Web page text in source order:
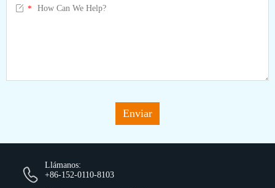
*
Enviar
Llámanos:
+86-152-0110-8103